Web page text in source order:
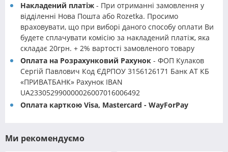
Накладений платіж - При отриманні замовлення у
відділенні Нова Пошта або Rozetka. Просимо
враховувати, що при виборі даного способу оплати Ви
будете сплачувати комісію за накладений платіж, яка
складає 20грн. + 2% вартості замовленого товару
Оплата на Розрахунковий Рахунок - ФОП Кулаков
Сергій Павлович Код ЄДРПОУ 3156126171 Банк АТ КБ
«ПРИВАТБАНК» Рахунок IBAN
UA233052990000026007016006492
Оплата карткою Visa, Mastercard - WayForPay
Ми рекомендуємо